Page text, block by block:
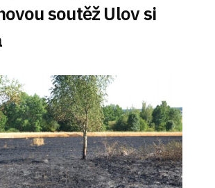
soutěž Ulov si